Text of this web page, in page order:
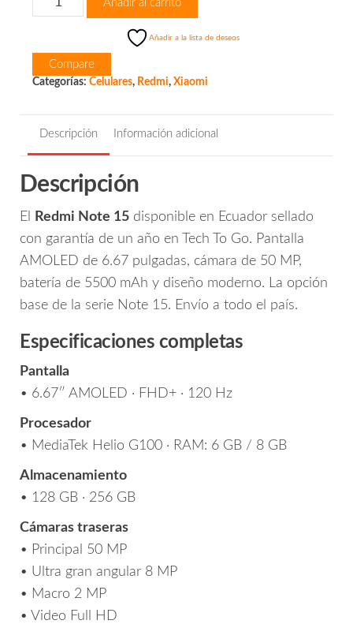
Note
cantidad
Añadir al carrito
Añadir a la lista de deseos
Compare
Categorías: Celulares, Redmi, Xiaomi
Descripción Información adicional
Descripción
El Redmi Note 15 disponible en Ecuador sellado
con garantía de un año en Tech To Go. Pantalla
AMOLED de 6.67 pulgadas, cámara de 50 MP,
batería de 5500 mAh y diseño moderno. La opción
base de la serie Note 15. Envío a todo el país.
Especificaciones completas
Pantalla
• 6.67″ AMOLED · FHD+ · 120 Hz
Procesador
• MediaTek Helio G100 · RAM: 6 GB / 8 GB
Almacenamiento
• 128 GB · 256 GB
Cámaras traseras
• Principal 50 MP
• Ultra gran angular 8 MP
• Macro 2 MP
• Video Full HD